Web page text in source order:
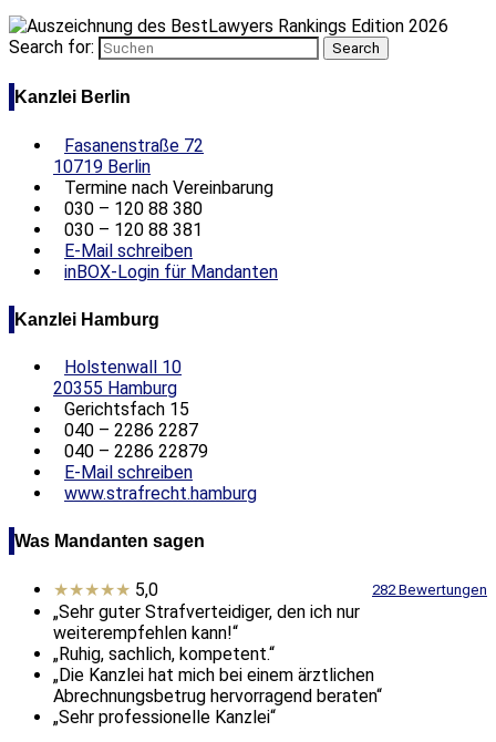
Search for:
Kanzlei Berlin
Fasanenstraße 72
10719 Berlin
Termine nach Vereinbarung
030 – 120 88 380
030 – 120 88 381
E-Mail schreiben
inBOX-Login für Mandanten
Kanzlei Hamburg
Holstenwall 10
20355 Hamburg
Gerichtsfach 15
040 – 2286 2287
040 – 2286 22879
E-Mail schreiben
www.strafrecht.hamburg
Was Mandanten sagen
★★★★★ 5,0 282 Bewertungen
„Sehr guter Strafverteidiger, den ich nur
weiterempfehlen kann!“
„Ruhig, sachlich, kompetent.“
„Die Kanzlei hat mich bei einem ärztlichen
Abrechnungsbetrug hervorragend beraten“
„Sehr professionelle Kanzlei“